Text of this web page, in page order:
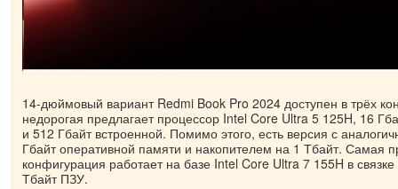
14-дюймовый вариант Redmi Book Pro 2024 доступен в трёх
недорогая предлагает процессор Intel Core Ultra 5 125H, 16
и 512 Гбайт встроенной. Помимо этого, есть версия с
Гбайт оперативной памяти и накопителем на 1 Тбайт. Самая
конфигурация работает на базе Intel Core Ultra 7 155H в
Тбайт ПЗУ.